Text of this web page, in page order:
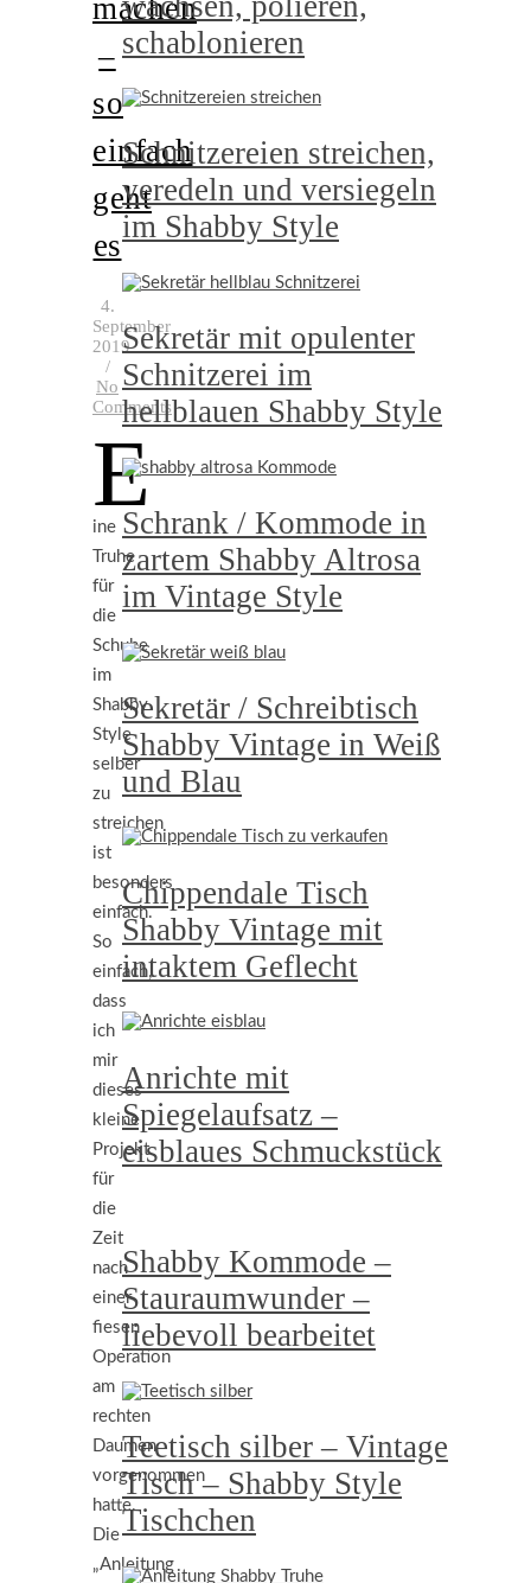
machen
–
so
einfach
geht
es
4.
September
2019
/
No
Comments
E
ine
Truhe
für
die
Schuhe
im
Shabby
Style
selber
zu
streichen
ist
besonders
einfach.
So
einfach,
dass
ich
mir
dieses
kleine
Projekt
für
die
Zeit
nach
einer
fiesen
Operation
am
rechten
Daumen
vorgenommen
hatte.
Die
„Anleitung
schablonieren
Schnitzereien streichen,
veredeln und versiegeln
im Shabby Style
Sekretär mit opulenter
Schnitzerei im
hellblauen Shabby Style
Schrank / Kommode in
zartem Shabby Altrosa
im Vintage Style
Sekretär / Schreibtisch
Shabby Vintage in Weiß
und Blau
Chippendale Tisch
Shabby Vintage mit
intaktem Geflecht
Anrichte mit
Spiegelaufsatz –
eisblaues Schmuckstück
Shabby Kommode –
Stauraumwunder –
liebevoll bearbeitet
Teetisch silber – Vintage
Tisch – Shabby Style
Tischchen